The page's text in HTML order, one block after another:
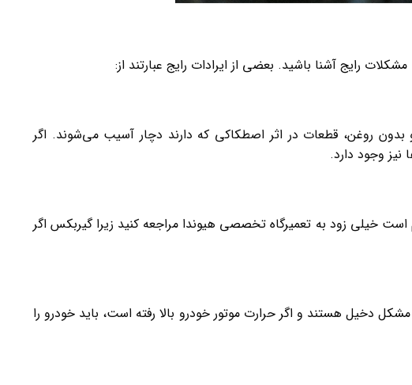
رایج آشنا باشید. بعضی از ایرادات رایج عبارتند از:
بدون روغن، قطعات در اثر اصطکاکی که دارند دچار آسیب می‌شوند. اگر
وجود دارد.
خیلی زود به تعمیرگاه تخصصی هیوندا مراجعه کنید زیرا گیربکس اگر
دخیل هستند و اگر حرارت موتور خودرو بالا رفته است، باید خودرو را